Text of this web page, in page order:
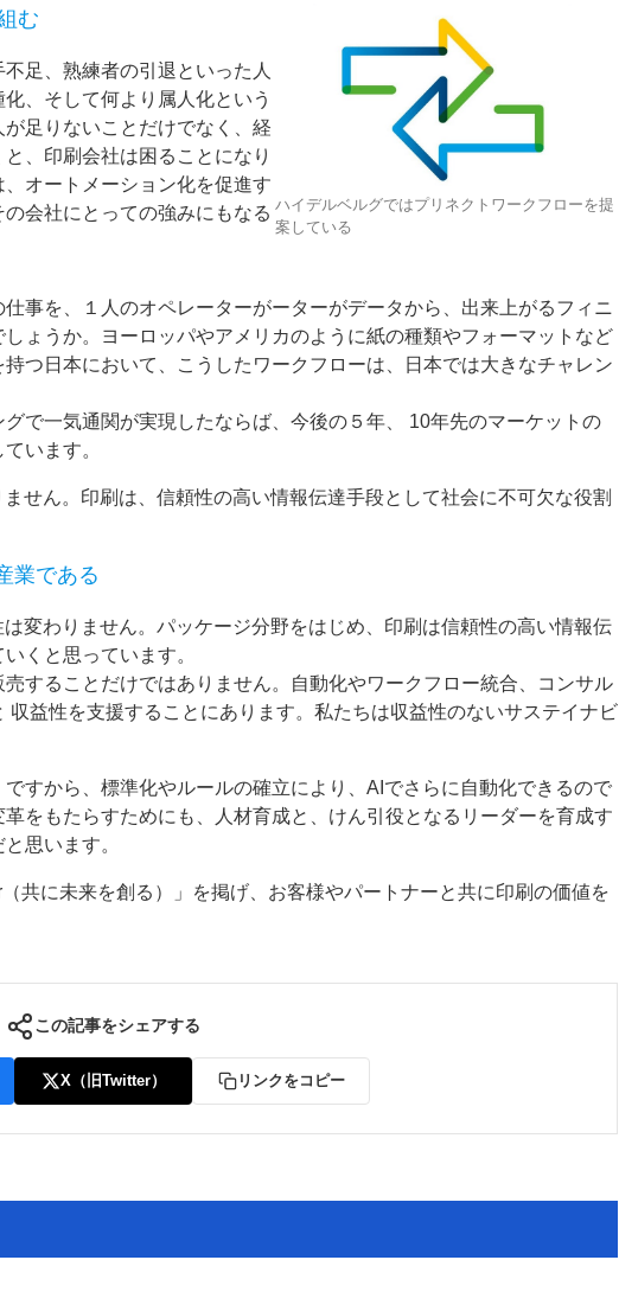
む
足、熟練者の引退といった人
、そして何より属人化という
足りないことだけでなく、経
、印刷会社は困ることになり
オートメーション化を促進す
会社にとっての強みにもなる ハイデルベルグではプリネクトワークフローを提
案している
事を、１人のオペレーターがーターがデータから、出来上がるフィニ
ょうか。ヨーロッパやアメリカのように紙の種類やフォーマットなど
つ日本において、こうしたワークフローは、日本では大きなチャレン
で一気通関が実現したならば、今後の５年、 10年先のマーケットの
います。
せん。印刷は、信頼性の高い情報伝達手段として社会に不可欠な役割
業である
変わりません。パッケージ分野をはじめ、印刷は信頼性の高い情報伝
くと思っています。
することだけではありません。自動化やワークフロー統合、コンサル
益性を支援することにあります。私たちは収益性のないサステイナビ
すから、標準化やルールの確立により、AIでさらに自動化できるので
をもたらすためにも、人材育成と、けん引役となるリーダーを育成す
思います。
共に未来を創る）」を掲げ、お客様やパートナーと共に印刷の価値を
この記事をシェアする
X（旧Twitter） リンクをコピー